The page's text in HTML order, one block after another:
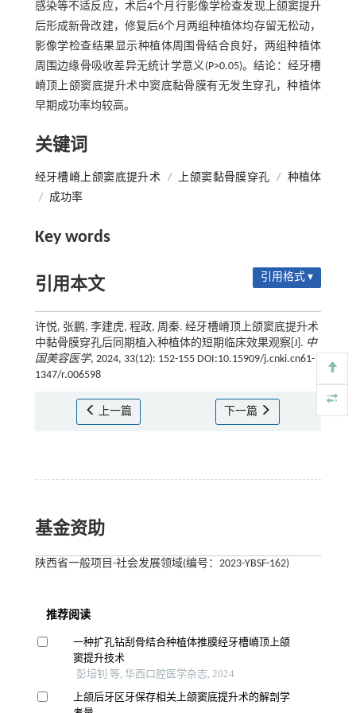
感染等不适反应，术后4个月行影像学检查发现上颌窦提升
后形成新骨改建，修复后6个月两组种植体均存留无松动，
影像学检查结果显示种植体周围骨结合良好，两组种植体
周围边缘骨吸收差异无统计学意义(P>0.05)。结论：经牙槽
嵴顶上颌窦底提升术中窦底黏骨膜有无发生穿孔，种植体
早期成功率均较高。
关键词
经牙槽嵴上颌窦底提升术 / 上颌窦黏骨膜穿孔 / 种植体
/
成功率
Key words
引用本文 引用格式 ▾
许悦, 张鹏, 李建虎, 程政, 周秦. 经牙槽嵴顶上颌窦底提升术
中黏骨膜穿孔后同期植入种植体的短期临床效果观察[J]. 中
国美容医学, 2024, 33(12): 152-155 DOI:10.15909/j.cnki.cn61-
1347/r.006598
上一篇 下一篇
基金资助
陕西省一般项目-社会发展领域(编号：2023-YBSF-162)